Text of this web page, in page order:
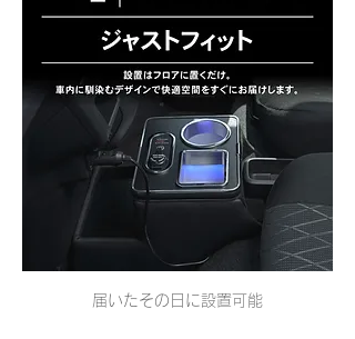
届いたその日に設置可能